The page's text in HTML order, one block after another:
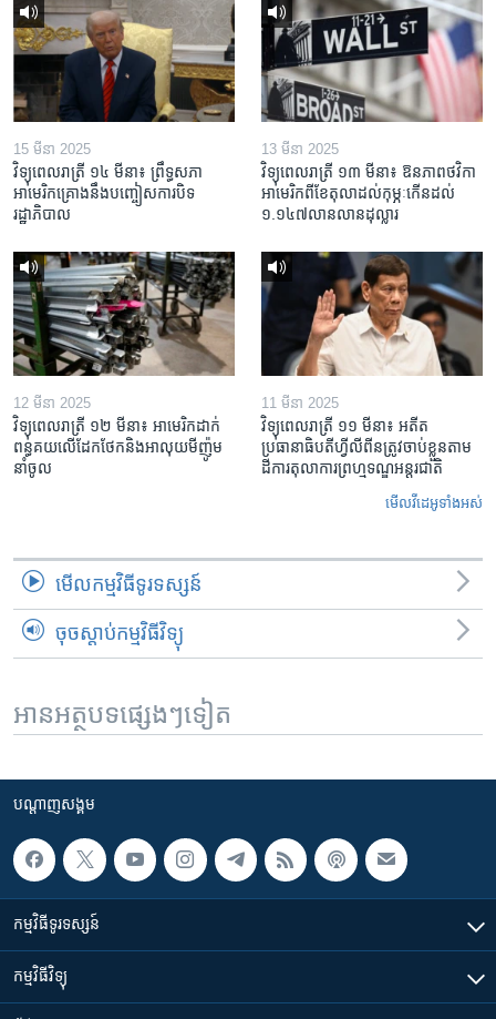
15 មីនា 2025
វិទ្យុពេលរាត្រី ១៤ មីនា៖ ព្រឹទ្ធសភា
អាមេរិកគ្រោងនឹងបញ្ចៀសការបិទ
រដ្ឋាភិបាល
13 មីនា 2025
វិទ្យុពេលរាត្រី ១៣ មីនា៖ ឱនភាព​ថវិកា​
អាមេរិក​ពី​ខែ​តុលា​ដល់​កុម្ភៈ​កើន​ដល់​
១.១៤៧​លានលាន​ដុល្លារ
12 មីនា 2025
វិទ្យុពេលរាត្រី ១២ មីនា៖ អាមេរិក​ដាក់​
ពន្ធគយ​លើ​ដែកថែក​និង​អាលុយ​មីញ៉ូម​
នាំចូល
11 មីនា 2025
វិទ្យុពេលរាត្រី ១១ មីនា៖ អតីត​
ប្រធានាធិបតីហ្វីលីពីន​ត្រូវ​ចាប់ខ្លួនតាម
ដីការ​តុលាការ​ព្រហ្មទណ្ឌ​អន្តរជាតិ
មើល​វីដេអូ​ទាំង​អស់
មើល​កម្មវិធី​ទូរទស្សន៍
ចុចស្តាប់កម្មវិធីវិទ្យុ
អានអត្ថបទផ្សេងៗទៀត
បណ្តាញ​សង្គម
កម្មវិធី​ទូរទស្សន៍
កម្មវិធី​វិទ្យុ